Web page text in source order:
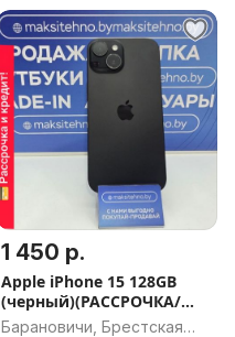
1 450 р.
Apple iPhone 15 128GB
(черный)(РАССРОЧКА/
КРЕДИТ/ДОСТАВКА)
Барановичи, Брестская